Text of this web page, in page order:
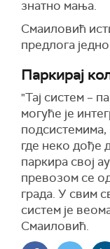
знатно мања.
Смаиловић
предлога
Паркирај
"Тај систем –
могуће је
где неко дође
паркира свој
превозом се
града. У свим
систем је
Смаиловић.